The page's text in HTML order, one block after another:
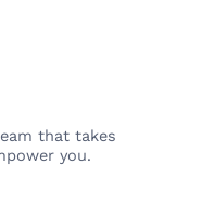
that takes
you.